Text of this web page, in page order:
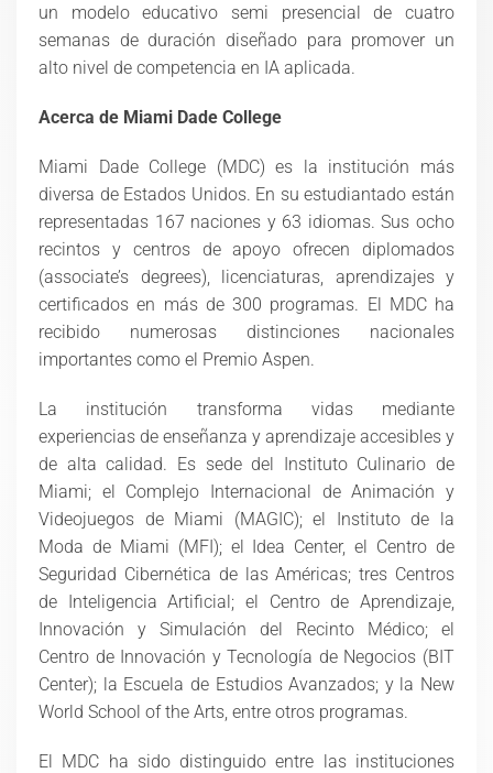
un modelo educativo semi presencial de cuatro
semanas de duración diseñado para promover un
alto nivel de competencia en IA aplicada.
Acerca de Miami Dade College
Miami Dade College (MDC) es la institución más
diversa de Estados Unidos. En su estudiantado están
representadas 167 naciones y 63 idiomas. Sus ocho
recintos y centros de apoyo ofrecen diplomados
(associate’s degrees), licenciaturas, aprendizajes y
certificados en más de 300 programas. El MDC ha
recibido numerosas distinciones nacionales
importantes como el Premio Aspen.
La institución transforma vidas mediante
experiencias de enseñanza y aprendizaje accesibles y
de alta calidad. Es sede del Instituto Culinario de
Miami; el Complejo Internacional de Animación y
Videojuegos de Miami (MAGIC); el Instituto de la
Moda de Miami (MFI); el Idea Center, el Centro de
Seguridad Cibernética de las Américas; tres Centros
de Inteligencia Artificial; el Centro de Aprendizaje,
Innovación y Simulación del Recinto Médico; el
Centro de Innovación y Tecnología de Negocios (BIT
Center); la Escuela de Estudios Avanzados; y la New
World School of the Arts, entre otros programas.
El MDC ha sido distinguido entre las instituciones